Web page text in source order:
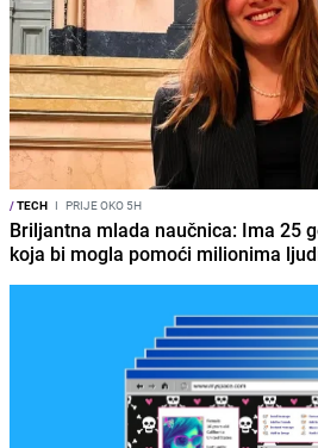
/TECH I PRIJE OKO 5H
Briljantna mlada naučnica: Ima 25
koja bi mogla pomoći milionima